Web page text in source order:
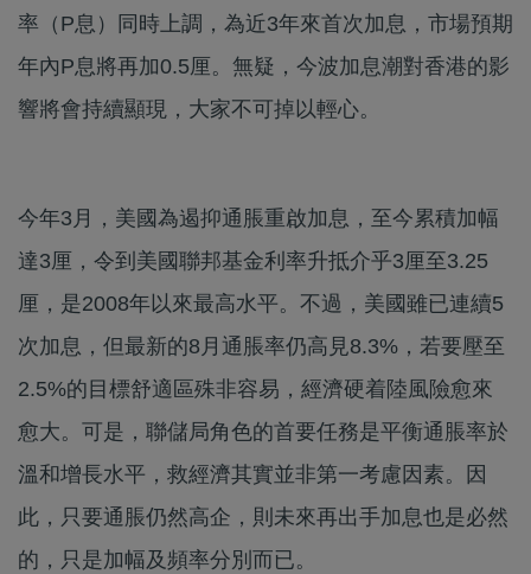
率（P息）同時上調，為近3年來首次加息，市場預期
年內P息將再加0.5厘。無疑，今波加息潮對香港的影
響將會持續顯現，大家不可掉以輕心。
今年3月，美國為遏抑通脹重啟加息，至今累積加幅
達3厘，令到美國聯邦基金利率升抵介乎3厘至3.25
厘，是2008年以來最高水平。不過，美國雖已連續5
次加息，但最新的8月通脹率仍高見8.3%，若要壓至
2.5%的目標舒適區殊非容易，經濟硬着陸風險愈來
愈大。可是，聯儲局角色的首要任務是平衡通脹率於
溫和增長水平，救經濟其實並非第一考慮因素。因
此，只要通脹仍然高企，則未來再出手加息也是必然
的，只是加幅及頻率分別而已。